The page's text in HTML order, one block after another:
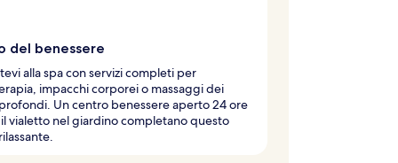
del benessere
alla spa con servizi completi per
impacchi corporei o massaggi dei
Un centro benessere aperto 24 ore
il vialetto nel giardino completano questo